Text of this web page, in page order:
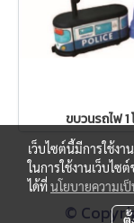
ขบวนรถไฟ 1
©
เว็บไซต์นี้มีการใช้ง
ในการใช้งานเว็บไซ
ได้ที่นโยบายความเ